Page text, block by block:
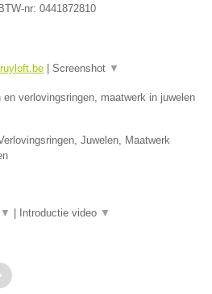
nr: 0441872810
Screenshot ▼
verlovingsringen, maatwerk in juwelen
Juwelen, Maatwerk
▼ Introductie video ▼